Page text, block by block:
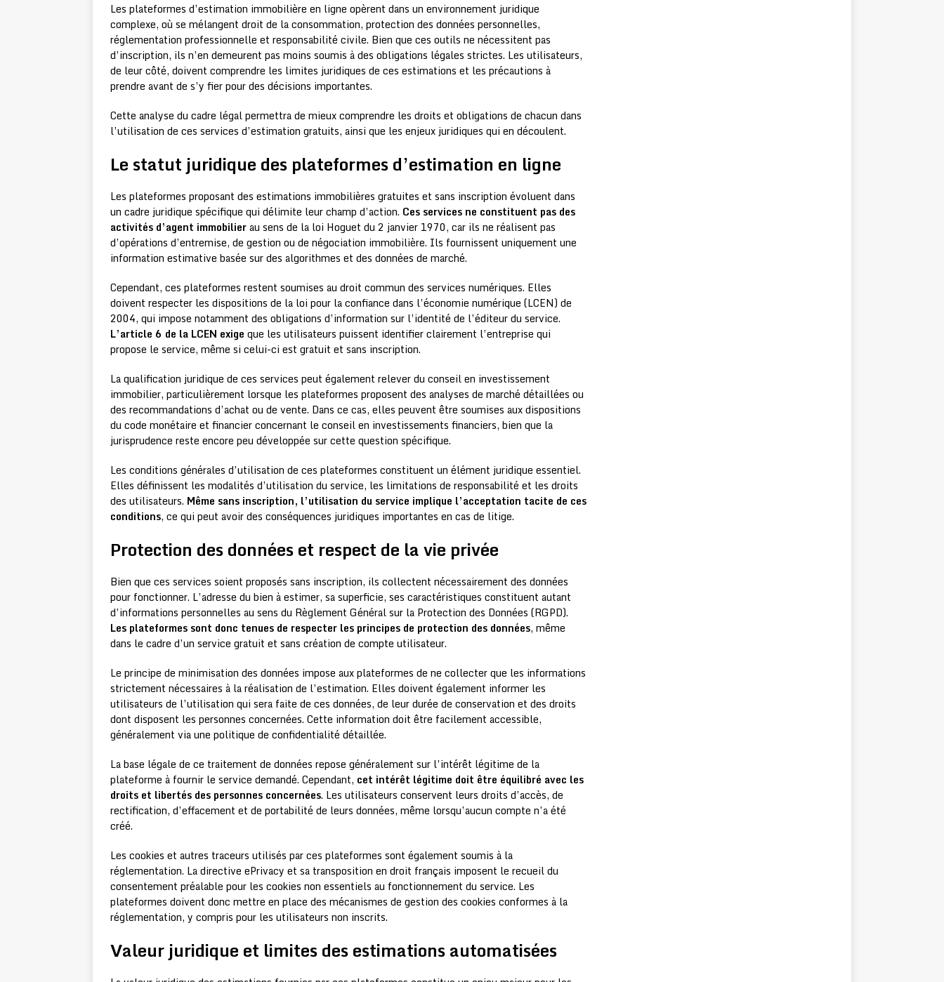
Les plateformes d’estimation immobilière en ligne opèrent dans un environnement juridique
complexe, où se mélangent droit de la consommation, protection des données personnelles,
réglementation professionnelle et responsabilité civile. Bien que ces outils ne nécessitent pas
d’inscription, ils n’en demeurent pas moins soumis à des obligations légales strictes. Les utilisateurs,
de leur côté, doivent comprendre les limites juridiques de ces estimations et les précautions à
prendre avant de s’y fier pour des décisions importantes.
Cette analyse du cadre légal permettra de mieux comprendre les droits et obligations de chacun dans
l’utilisation de ces services d’estimation gratuits, ainsi que les enjeux juridiques qui en découlent.
Le statut juridique des plateformes d’estimation en ligne
Les plateformes proposant des estimations immobilières gratuites et sans inscription évoluent dans
un cadre juridique spécifique qui délimite leur champ d’action. Ces services ne constituent pas des
activités d’agent immobilierau sens de la loi Hoguet du 2 janvier 1970, car ils ne réalisent pas
d’opérations d’entremise, de gestion ou de négociation immobilière. Ils fournissent uniquement une
information estimative basée sur des algorithmes et des données de marché.
Cependant, ces plateformes restent soumises au droit commun des services numériques. Elles
doivent respecter les dispositions de la loi pour la confiance dans l’économie numérique (LCEN) de
2004, qui impose notamment des obligations d’information sur l’identité de l’éditeur du service.
L’article 6 de la LCEN exige que les utilisateurs puissent identifier clairement l’entreprise qui
propose le service, même si celui-ci est gratuit et sans inscription.
La qualification juridique de ces services peut également relever du conseil en investissement
immobilier, particulièrement lorsque les plateformes proposent des analyses de marché détaillées ou
des recommandations d’achat ou de vente. Dans ce cas, elles peuvent être soumises aux dispositions
du code monétaire et financier concernant le conseil en investissements financiers, bien que la
jurisprudence reste encore peu développée sur cette question spécifique.
Les conditions générales d’utilisation de ces plateformes constituent un élément juridique essentiel.
Elles définissent les modalités d’utilisation du service, les limitations de responsabilité et les droits
des utilisateurs. Même sans inscription, l’utilisation du service implique l’acceptation tacite de ces
conditions, ce qui peut avoir des conséquences juridiques importantes en cas de litige.
Protection des données et respect de la vie privée
Bien que ces services soient proposés sans inscription, ils collectent nécessairement des données
pour fonctionner. L’adresse du bien à estimer, sa superficie, ses caractéristiques constituent autant
d’informations personnelles au sens du Règlement Général sur la Protection des Données (RGPD).
Les plateformes sont donc tenues de respecter les principes de protection des données, même
dans le cadre d’un service gratuit et sans création de compte utilisateur.
Le principe de minimisation des données impose aux plateformes de ne collecter que les informations
strictement nécessaires à la réalisation de l’estimation. Elles doivent également informer les
utilisateurs de l’utilisation qui sera faite de ces données, de leur durée de conservation et des droits
dont disposent les personnes concernées. Cette information doit être facilement accessible,
généralement via une politique de confidentialité détaillée.
La base légale de ce traitement de données repose généralement sur l’intérêt légitime de la
plateforme à fournir le service demandé. Cependant, cet intérêt légitime doit être équilibré avec les
droits et libertés des personnes concernées. Les utilisateurs conservent leurs droits d’accès, de
rectification, d’effacement et de portabilité de leurs données, même lorsqu’aucun compte n’a été
créé.
Les cookies et autres traceurs utilisés par ces plateformes sont également soumis à la
réglementation. La directive ePrivacy et sa transposition en droit français imposent le recueil du
consentement préalable pour les cookies non essentiels au fonctionnement du service. Les
plateformes doivent donc mettre en place des mécanismes de gestion des cookies conformes à la
réglementation, y compris pour les utilisateurs non inscrits.
Valeur juridique et limites des estimations automatisées